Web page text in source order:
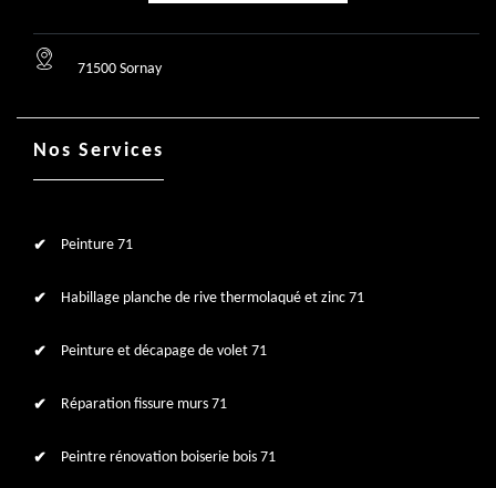
71500 Sornay
Nos Services
Peinture 71
Habillage planche de rive thermolaqué et zinc 71
Peinture et décapage de volet 71
Réparation fissure murs 71
Peintre rénovation boiserie bois 71